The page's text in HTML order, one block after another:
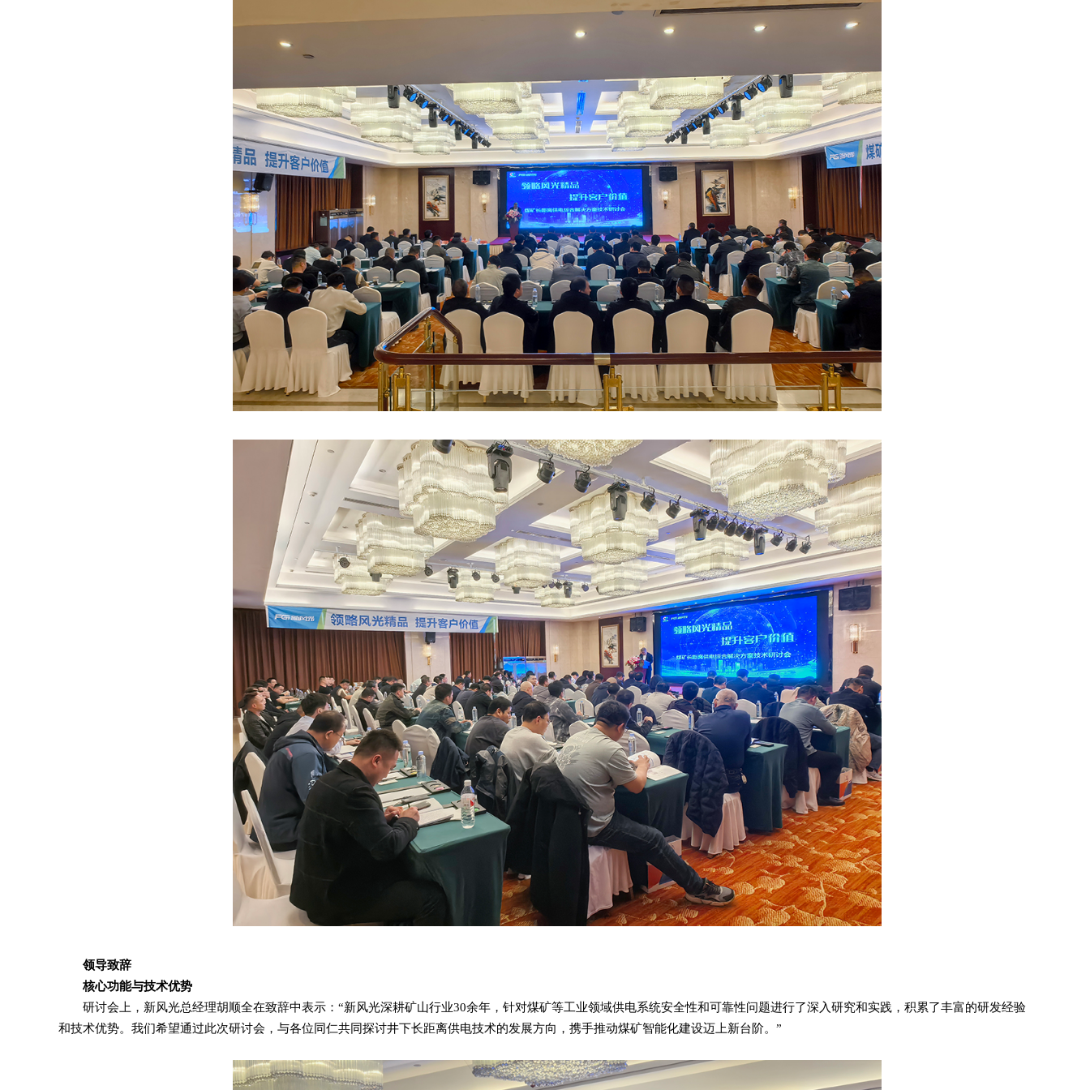
领导致辞
核心功能与技术优势
研讨会上，新风光总经理胡顺全在致辞中表示：“新风光深耕矿山行业30余年，针对煤矿等工业领域供电系统安全性和可靠性问题进行了深入研究和实践，积累了丰富的研发经验
和技术优势。我们希望通过此次研讨会，与各位同仁共同探讨井下长距离供电技术的发展方向，携手推动煤矿智能化建设迈上新台阶。”